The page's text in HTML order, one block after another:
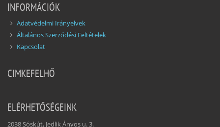
INFORMÁCIÓK
Adatvédelmi Irányelvek
Általános Szerződési Feltételek
Kapcsolat
CIMKEFELHŐ
ELÉRHETŐSÉGEINK
2038 Sóskút, Jedlik Ányos u. 3.